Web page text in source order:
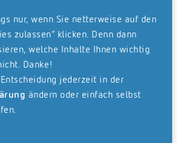
nur, wenn Sie netterweise auf den
zulassen“ klicken. Denn dann
welche Inhalte Ihnen wichtig
Danke!
jederzeit in der
ändern oder einfach selbst
rund um die GoBD.
um das rechtssichere Scannen